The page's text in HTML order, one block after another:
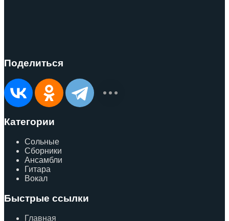
Поделиться
Категории
Сольные
Сборники
Ансамбли
Гитара
Вокал
Быстрые ссылки
Главная